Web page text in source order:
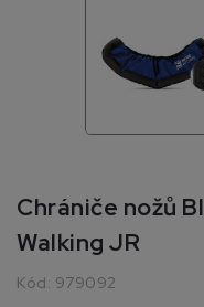
Chrániče nožů
Walking JR
Kód: 979092